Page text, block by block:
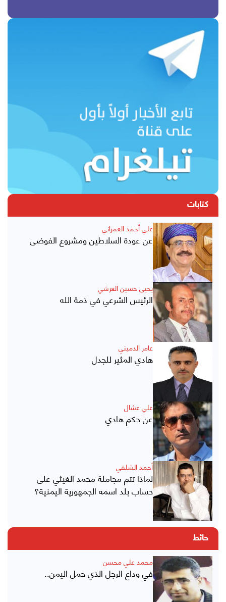
كتابات
علي أحمد العمراني
عن عودة السلاطين ومشروع الفوضى
يحيى حسين العرشي
الرئيس الشرعي في ذمة الله
عامر الدميني
هادي المثير للجدل
علي عشال
عن حكم هادي
أحمد الشلفي
لماذا تتم مجاملة محمد الغيثي على
حساب بلد اسمه الجمهورية اليمنية؟
حائط
محمد علي محسن
في وداع الرجل الذي حمل اليمن..